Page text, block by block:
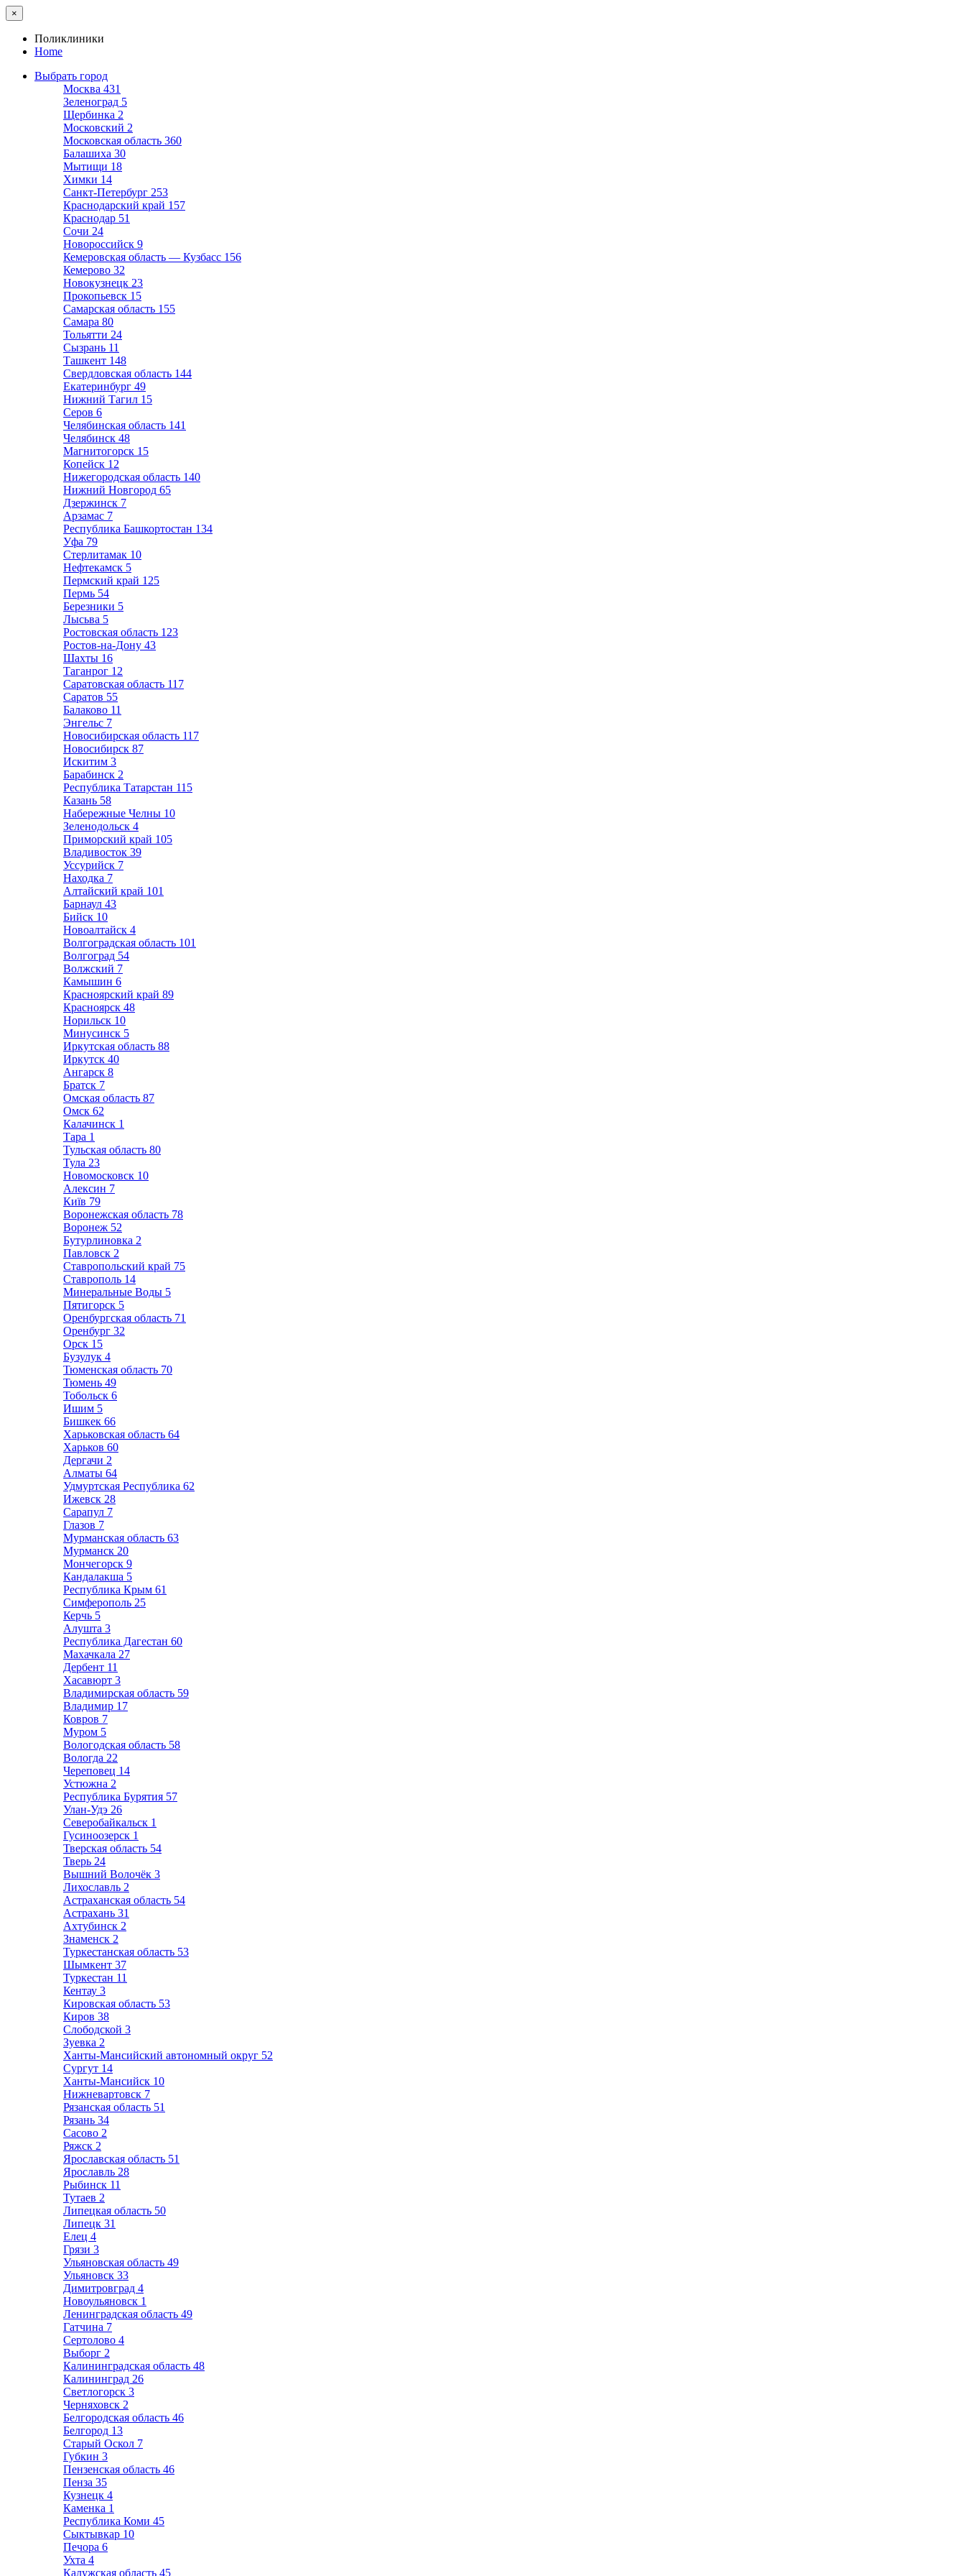
×
Поликлиники
Home
Выбрать город
Москва 431
Зеленоград 5
Щербинка 2
Московский 2
Московская область 360
Балашиха 30
Мытищи 18
Химки 14
Санкт-Петербург 253
Краснодарский край 157
Краснодар 51
Сочи 24
Новороссийск 9
Кемеровская область — Кузбасс 156
Кемерово 32
Новокузнецк 23
Прокопьевск 15
Самарская область 155
Самара 80
Тольятти 24
Сызрань 11
Ташкент 148
Свердловская область 144
Екатеринбург 49
Нижний Тагил 15
Серов 6
Челябинская область 141
Челябинск 48
Магнитогорск 15
Копейск 12
Нижегородская область 140
Нижний Новгород 65
Дзержинск 7
Арзамас 7
Республика Башкортостан 134
Уфа 79
Стерлитамак 10
Нефтекамск 5
Пермский край 125
Пермь 54
Березники 5
Лысьва 5
Ростовская область 123
Ростов-на-Дону 43
Шахты 16
Таганрог 12
Саратовская область 117
Саратов 55
Балаково 11
Энгельс 7
Новосибирская область 117
Новосибирск 87
Искитим 3
Барабинск 2
Республика Татарстан 115
Казань 58
Набережные Челны 10
Зеленодольск 4
Приморский край 105
Владивосток 39
Уссурийск 7
Находка 7
Алтайский край 101
Барнаул 43
Бийск 10
Новоалтайск 4
Волгоградская область 101
Волгоград 54
Волжский 7
Камышин 6
Красноярский край 89
Красноярск 48
Норильск 10
Минусинск 5
Иркутская область 88
Иркутск 40
Ангарск 8
Братск 7
Омская область 87
Омск 62
Калачинск 1
Тара 1
Тульская область 80
Тула 23
Новомосковск 10
Алексин 7
Київ 79
Воронежская область 78
Воронеж 52
Бутурлиновка 2
Павловск 2
Ставропольский край 75
Ставрополь 14
Минеральные Воды 5
Пятигорск 5
Оренбургская область 71
Оренбург 32
Орск 15
Бузулук 4
Тюменская область 70
Тюмень 49
Тобольск 6
Ишим 5
Бишкек 66
Харьковская область 64
Харьков 60
Дергачи 2
Алматы 64
Удмуртская Республика 62
Ижевск 28
Сарапул 7
Глазов 7
Мурманская область 63
Мурманск 20
Мончегорск 9
Кандалакша 5
Республика Крым 61
Симферополь 25
Керчь 5
Алушта 3
Республика Дагестан 60
Махачкала 27
Дербент 11
Хасавюрт 3
Владимирская область 59
Владимир 17
Ковров 7
Муром 5
Вологодская область 58
Вологда 22
Череповец 14
Устюжна 2
Республика Бурятия 57
Улан-Удэ 26
Северобайкальск 1
Гусиноозерск 1
Тверская область 54
Тверь 24
Вышний Волочёк 3
Лихославль 2
Астраханская область 54
Астрахань 31
Ахтубинск 2
Знаменск 2
Туркестанская область 53
Шымкент 37
Туркестан 11
Кентау 3
Кировская область 53
Киров 38
Слободской 3
Зуевка 2
Ханты-Мансийский автономный округ 52
Сургут 14
Ханты-Мансийск 10
Нижневартовск 7
Рязанская область 51
Рязань 34
Сасово 2
Ряжск 2
Ярославская область 51
Ярославль 28
Рыбинск 11
Тутаев 2
Липецкая область 50
Липецк 31
Елец 4
Грязи 3
Ульяновская область 49
Ульяновск 33
Димитровград 4
Новоульяновск 1
Ленинградская область 49
Гатчина 7
Сертолово 4
Выборг 2
Калининградская область 48
Калининград 26
Светлогорск 3
Черняховск 2
Белгородская область 46
Белгород 13
Старый Оскол 7
Губкин 3
Пензенская область 46
Пенза 35
Кузнецк 4
Каменка 1
Республика Коми 45
Сыктывкар 10
Печора 6
Ухта 4
Калужская область 45